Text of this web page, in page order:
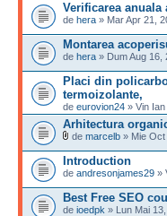
Verificarea
de hera » Mar Apr 21,
Montarea
de hera » Dum Aug 16,
Placi din
termoizolante,
de eurovion24 » Vin
Arhitectura
de marcelb » Mie Oct
Introduction
de andresonjames29 »
Best Free SEO
de ioedpk » Lun Mai